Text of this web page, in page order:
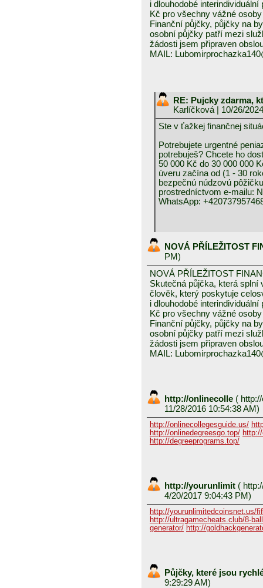
i dlouhodobé
Kč pro všechny vážné
Finanční půjčky, půjčky na
osobní půjčky patří mezi
žádosti jsem připraven
MAIL:
RE: Pujcky zdarma,
Karlíčková | 10/26/
Ste v ťažkej finančnej
Potrebujete urgentné
potrebuješ? Chcete ho
50 000 Kč do 30 000 000
úveru začína od (1 - 30
bezpečnú núdzovú
prostredníctvom e-mailu:
WhatsApp:
NOVÁ PŘÍLEŽITOST
PM)
NOVÁ PŘÍLEŽITOST
Skutečná půjčka, která
člověk, který poskytuje
i dlouhodobé
Kč pro všechny vážné
Finanční půjčky, půjčky na
osobní půjčky patří mezi
žádosti jsem připraven
MAIL:
http://onlinecolle (
11/28/2016 10:54:38 AM)
http://onlinecollegesguide.us/
http://onlinedegreesgo.top/
http://degreeprograms.top/
http://yourunlimit (
4/20/2017 9:04:43 PM)
http://yourunlimitedcoinsnet.us/
http://ultragamecheats.club/8-
generator/ http://
Půjčky, které jsou
9:29:29 AM)